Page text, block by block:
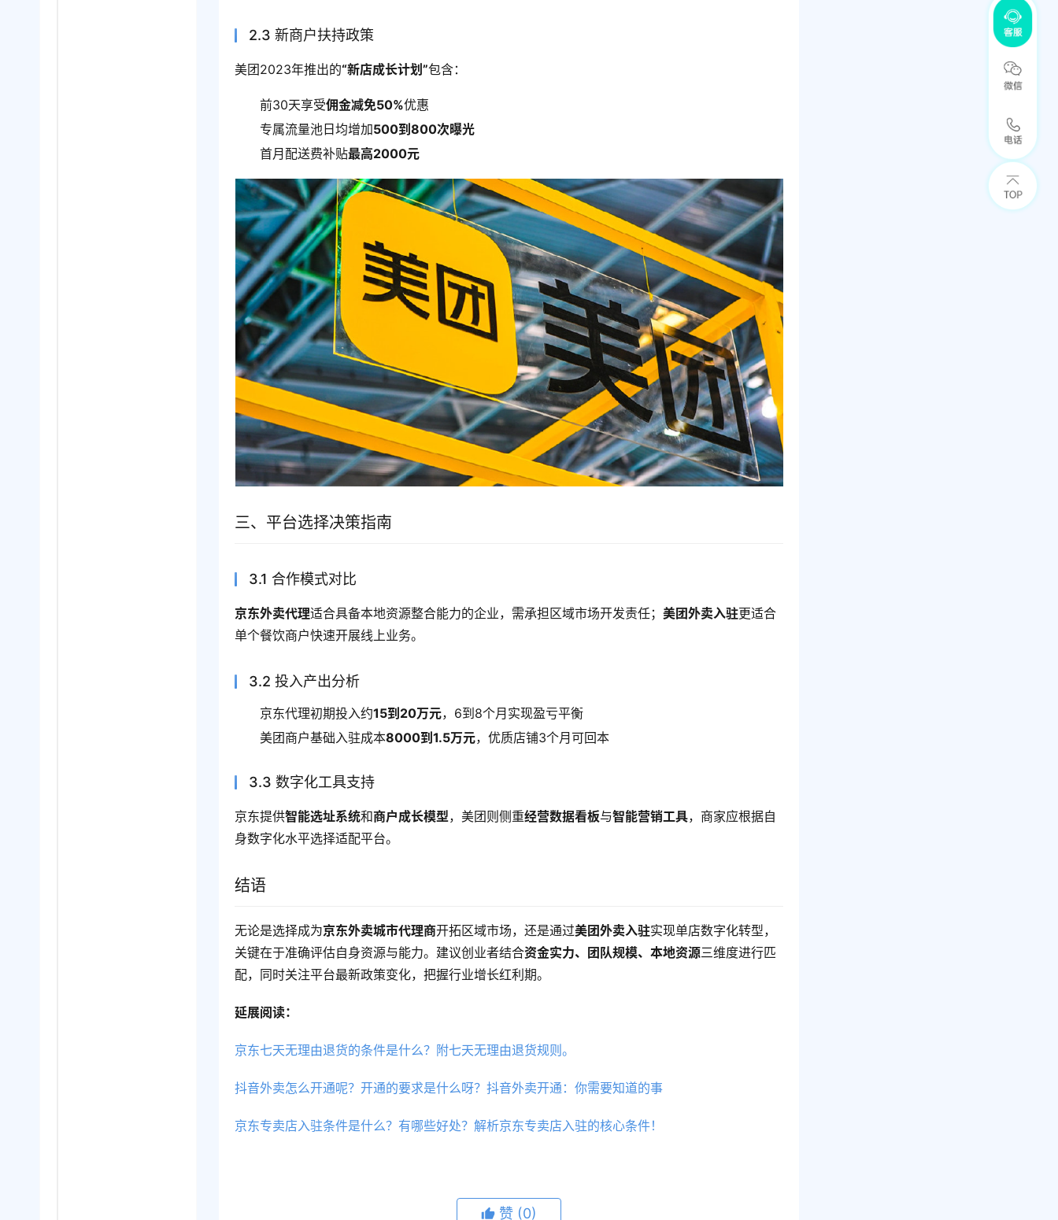
2.3 新商户扶持政策
美团2023年推出的“新店成长计划”包含：
前30天享受佣金减免50%优惠
专属流量池日均增加500到800次曝光
首月配送费补贴最高2000元
三、平台选择决策指南
3.1 合作模式对比
京东外卖代理适合具备本地资源整合能力的企业，需承担区域市场开发责任；美团外卖入驻更适合
单个餐饮商户快速开展线上业务。
3.2 投入产出分析
京东代理初期投入约15到20万元，6到8个月实现盈亏平衡
美团商户基础入驻成本8000到1.5万元，优质店铺3个月可回本
3.3 数字化工具支持
京东提供智能选址系统和商户成长模型，美团则侧重经营数据看板与智能营销工具，商家应根据自
身数字化水平选择适配平台。
结语
无论是选择成为京东外卖城市代理商开拓区域市场，还是通过美团外卖入驻实现单店数字化转型，
关键在于准确评估自身资源与能力。建议创业者结合资金实力、团队规模、本地资源三维度进行匹
配，同时关注平台最新政策变化，把握行业增长红利期。
延展阅读：
京东七天无理由退货的条件是什么？附七天无理由退货规则。
抖音外卖怎么开通呢？开通的要求是什么呀？抖音外卖开通：你需要知道的事
京东专卖店入驻条件是什么？有哪些好处？解析京东专卖店入驻的核心条件！
赞 (0)